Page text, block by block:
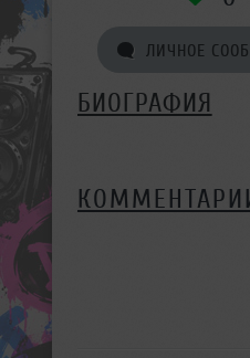
ЛИЧНОЕ
БИОГРАФИЯ